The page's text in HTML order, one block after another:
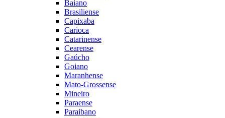
Baiano
Brasiliense
Capixaba
Carioca
Catarinense
Cearense
Gaúcho
Goiano
Maranhense
Mato-Grossense
Mineiro
Paraense
Paraibano